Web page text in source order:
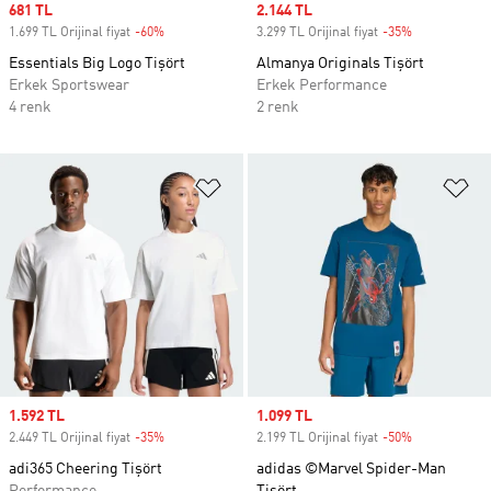
Sale price
681 TL
1.699 TL Orijinal fiyat -60%
Essentials Big Logo Tişört
Erkek Sportswear
4 renk
Sale price
2.144 TL
3.299 TL Orijinal fiyat -35%
Almanya Originals Tişört
Erkek Performance
2 renk
Favori Listesine Ekle
Sale price
1.592 TL
2.449 TL Orijinal fiyat -35%
adi365 Cheering Tişört
Sale price
1.099 TL
2.199 TL Orijinal fiyat -50%
adidas ©Marvel Spider-Man